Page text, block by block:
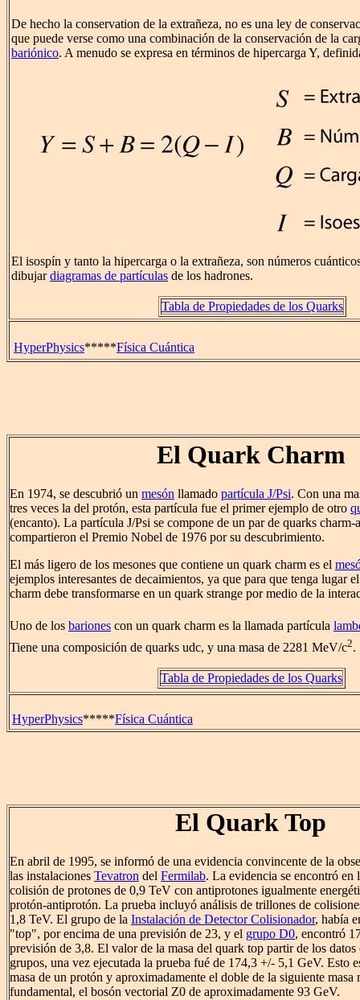
De hecho la conservation de la extrañeza, no es una ley de
que puede verse como una combinación de la conservación de la
bariónico. A menudo se expresa en términos de hipercarga Y,
El isospín y tanto la hipercarga o la extrañeza, son números
dibujardiagramas de partículas de los hadrones.
Tabla de Propiedades de los Quarks
HyperPhysics*****Física Cuántica
El Quark Charm
En 1974, se descubrió un mesón llamado partícula J/Psi. Con una
tres veces la del protón, esta partícula fue el primer ejemplo de otro
(encanto). La partícula J/Psi se compone de un par de quarks
compartieron el Premio Nobel de 1976 por su descubrimiento.
El más ligero de los mesones que contiene un quark charm es el
ejemplos interesantes de decaimientos, ya que para que tenga lugar
charm debe transformarse en un quark strange por medio de la
Uno de los bariones con un quark charm es la llamada partícula
Tiene una composición de quarks udc, y una masa de 2281 MeV/c2.
Tabla de Propiedades de los Quarks
HyperPhysics*****Física Cuántica
El Quark Top
En abril de 1995, se informó de una evidencia convincente de la
las instalaciones Tevatron del Fermilab. La evidencia se encontró en
colisión de protones de 0,9 TeV con antiprotones igualmente
protón-antiprotón. La prueba incluyó análisis de trillones de
1,8 TeV. El grupo de la Instalación de Detector Colisionador, había
"top", por encima de una previsión de 23, y el grupo D0, encontró
previsión de 3,8. El valor de la masa del quark top partir de los datos
grupos, una vez ejecutada la prueba fué de 174,3 +/- 5,1 GeV. Esto
masa de un protón y aproximadamente el doble de la siguiente masa
fundamental, el bosón vectorial Z0 de aproximadamente 93 GeV.